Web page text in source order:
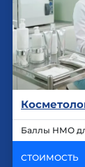
Баллы НМО
СТОИМОСТЬ